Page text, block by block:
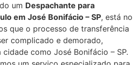
um Despachante para
em José Bonifácio – SP, está no
que o processo de transferência
complicado e demorado,
como José Bonifácio – SP.